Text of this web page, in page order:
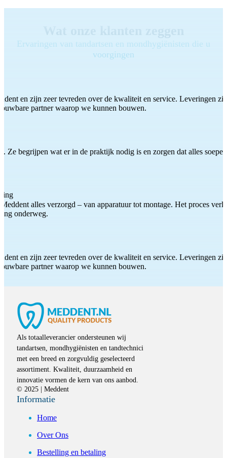
Ervaringen van tandartsen en mondhygiënisten die u
voorgingen
en zijn zeer tevreden over de kwaliteit en service. Leveringen
partner waarop we kunnen bouwen.
Ze begrijpen wat er in de praktijk nodig is en zorgen dat alles
alles verzorgd – van apparatuur tot montage. Het proces
onderweg.
en zijn zeer tevreden over de kwaliteit en service. Leveringen
partner waarop we kunnen bouwen.
Als totaalleverancier ondersteunen wij
tandartsen, mondhygiënisten en tandtechnici
met een breed en zorgvuldig geselecteerd
assortiment. Kwaliteit, duurzaamheid en
innovatie vormen de kern van ons aanbod.
© 2025 | Meddent
Informatie
Home
Over Ons
Bestelling en betaling